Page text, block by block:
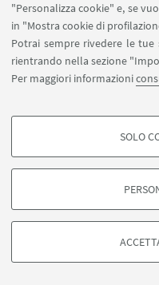
"Personalizza cookie" e, se
in "Mostra cookie di
Potrai sempre rivedere le
rientrando nella sezione
Per maggiori informazioni
COOKIE DI
degli utenti, creare profili in
di marketing.
Google/Youtube Video
SOLO
©Copyright 2026 - ALMA
Privacy